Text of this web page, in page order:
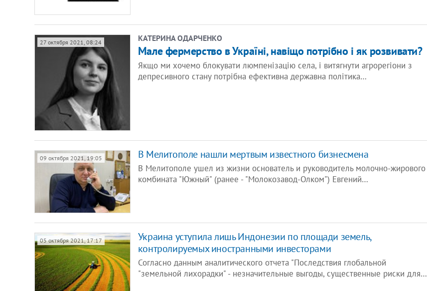
КАТЕРИНА ОДАРЧЕНКО
Мале фермерство в Україні, навіщо потрібно і як розвивати?
Якщо ми хочемо блокувати люмпенізацію села, і витягнути агрорегіони з
депресивного стану потрібна ефективна державна політика…
27 октября 2021, 08:24
09 октября 2021, 19:05 В Мелитополе нашли мертвым известного бизнесмена
В Мелитополе ушел из жизни основатель и руководитель молочно-жирового
комбината "Южный" (ранее - "Молокозавод-Олком") Евгений…
05 октября 2021, 17:17
Украина уступила лишь Индонезии по площади земель,
контролируемых иностранными инвесторами
Согласно данным аналитического отчета "Последствия глобальной
"земельной лихорадки" - незначительные выгоды, существенные риски для…